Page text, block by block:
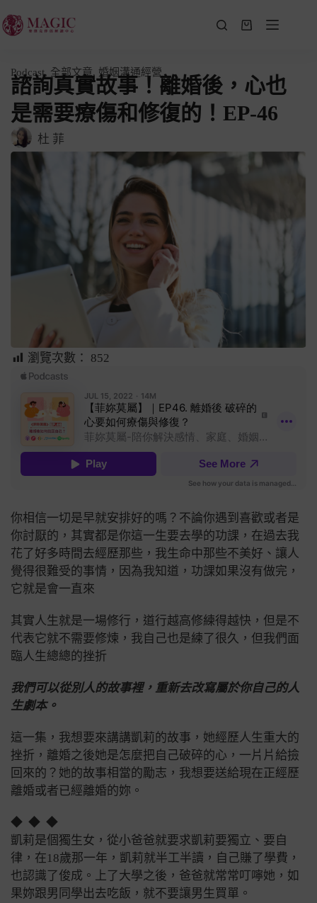
Podcast, 全部文章, 婚姻溝通經營
諮詢真實故事！離婚後，心也
是需要療傷和修復的！EP-46
杜 菲
瀏覽次數： 852
你相信一切是早就安排好的嗎？不論你遇到喜歡或者是
你討厭的，其實都是你這一生要去學的功課， 在過去我
花了好多時間去經歷那些，我生命中那些不美好、讓人
覺得很難受的事情，因為我知道，功課如果沒有做完，
它就是會一直來
其實人生就是一場修行，道行越高修練得越快，但是不
代表它就不需要修煉，我自己也是練了很久，但我們面
臨人生總總的挫折
我們可以從別人的故事裡，重新去改寫屬於你自己的人
生劇本。
這一集，我想要來講講凱莉的故事，她經歷人生重大的
挫折，離婚之後她是怎麼把自己破碎的心，一片片給撿
回來的？ 她的故事相當的勵志， 我想要送給現在正經歷
離婚或者已經離婚的妳。
◆ ◆ ◆
凱莉是個獨生女，從小爸爸就要求凱莉要獨立、要自
律，在18歲那一年，凱莉就半工半讀，自己賺了學費，
也認識了俊成。
上了大學之後，爸爸就常常叮嚀她，如
果妳跟男同學出去吃飯，就不要讓男生買單。